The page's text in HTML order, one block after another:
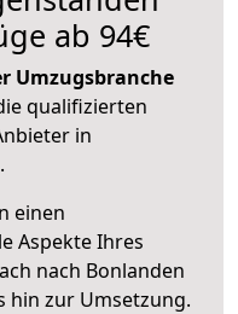
ab 94€
Umzugsbranche
qualifizierten
in
einen
Aspekte Ihres
nach Bonlanden
hin zur Umsetzung.